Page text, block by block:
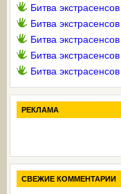
Битва
Битва
Битва
Битва
Битва
РЕКЛАМА
СВЕЖИЕ КОММЕНТАРИИ